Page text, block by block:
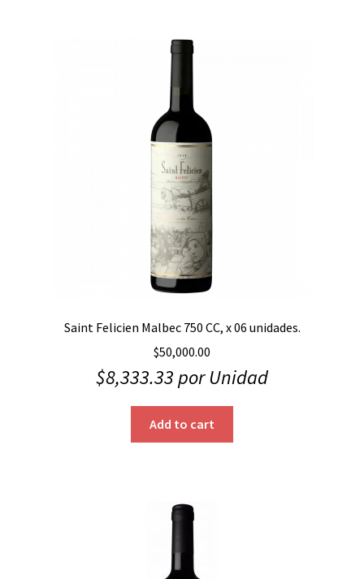
Saint Felicien Malbec 750 CC, x 06 unidades.
$50,000.00
$8,333.33por Unidad
Add to cart